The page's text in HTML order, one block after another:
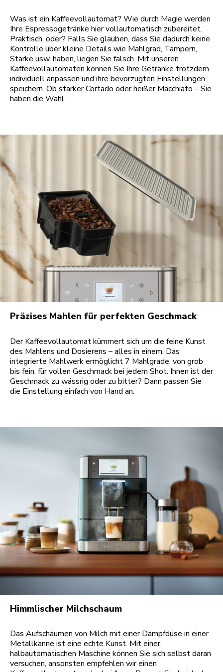
Was ist ein Kaffeevollautomat? Wie durch Magie werden
Ihre Espressogetränke hier vollautomatisch zubereitet.
Praktisch, oder? Falls Sie glauben, dass Sie dadurch keine
Kontrolle über kleine Details wie Mahlgrad, Tampern,
Stärke usw. haben, liegen Sie falsch. Mit unseren
Kaffeevollautomaten können Sie Ihre Getränke trotzdem
individuell anpassen und ihre bevorzugten Einstellungen
speichern. Ob starker Cortado oder heißer Macchiato – Sie
haben die Wahl.
Präzises Mahlen für perfekten Geschmack
Der Kaffeevollautomat kümmert sich um die feine Kunst
des Mahlens und Dosierens – alles in einem. Das
integrierte Mahlwerk ermöglicht 7 Mahlgrade, von grob
bis fein, für vollen Geschmack bei jedem Shot. Ihnen ist der
Geschmack zu wässrig oder zu bitter? Dann passen Sie
die Einstellung einfach von Hand an.
Himmlischer Milchschaum
Das Aufschäumen von Milch mit einer Dampfdüse in einer
Metallkanne ist eine echte Kunst. Mit einer
halbautomatischen Maschine können Sie sich selbst daran
versuchen, ansonsten empfehlen wir einen